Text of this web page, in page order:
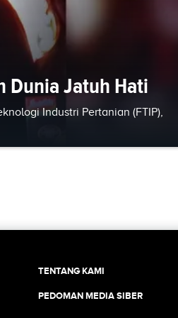
Dunia Jatuh Hati
Industri Pertanian (FTIP),
TENTANG KAMI
PEDOMAN MEDIA SIBER